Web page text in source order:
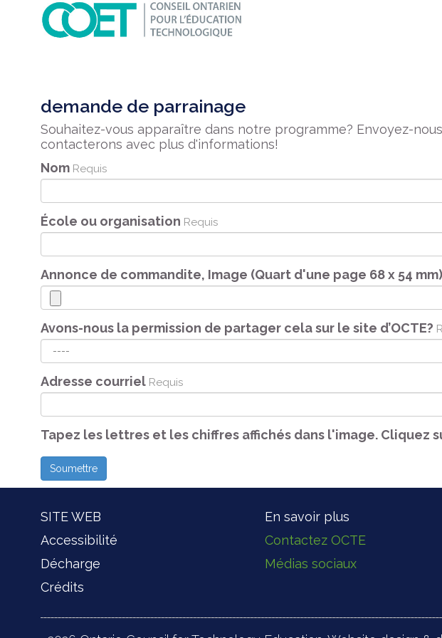
demande de parrainage
Souhaitez-vous apparaître dans notre programme? Envoyez-
contacterons avec plus d'informations!
Nom Requis
École ou organisation Requis
Annonce de commandite, Image (Quart d'une page 68 x 54 mm)
Avons-nous la permission de partager cela sur le site d’OCTE?
Adresse courriel Requis
Tapez les lettres et les chiffres affichés dans l'image. Cliquez
SITE WEB
Accessibilité
Décharge
Crédits
En savoir plus
Contactez OCTE
Médias sociaux